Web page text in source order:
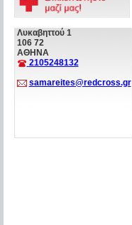
Λυκαβηττού 1
106 72
ΑΘΗΝΑ
2105248132
samareites@redcross.gr